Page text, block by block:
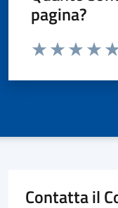
pagina?
Valuta da 1 a 5 stelle
Contatta il